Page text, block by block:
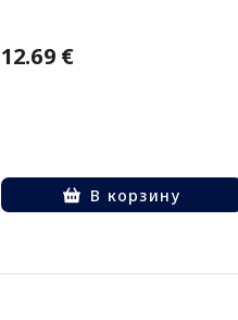
12.69 €
В корзину